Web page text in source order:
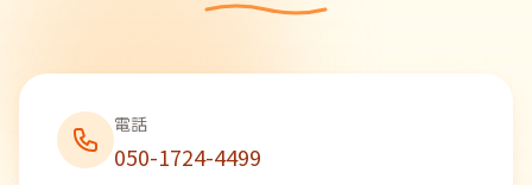
電話
050-1724-4499